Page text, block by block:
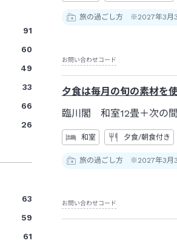
91
60
49
33
66
26
63
59
61
旅の過ごし方 ※2027年3月
お問い合わせコード
夕食は毎月の旬の素材を
臨川閣 和室12畳＋次の
和室 夕食/朝食付き
旅の過ごし方 ※2027年3月
お問い合わせコード